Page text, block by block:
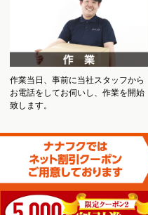
作業当日、事前に当社スタッフから
お電話をしてお伺いし、作業を開始
致します。